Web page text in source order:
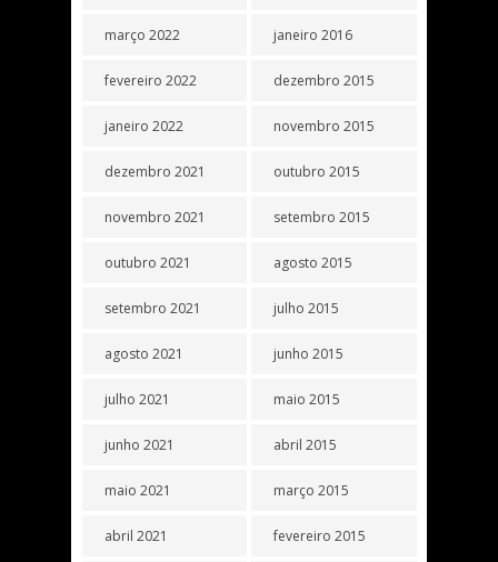
março 2022
fevereiro 2022
janeiro 2022
dezembro 2021
novembro 2021
outubro 2021
setembro 2021
agosto 2021
julho 2021
junho 2021
maio 2021
abril 2021
janeiro 2016
dezembro 2015
novembro 2015
outubro 2015
setembro 2015
agosto 2015
julho 2015
junho 2015
maio 2015
abril 2015
março 2015
fevereiro 2015